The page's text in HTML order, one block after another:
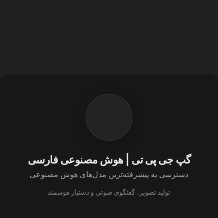
گپ جی پی تی | هوش مصنوعی فارسی
دسترسی به پیشرفته‌ترین مدل‌های هوش مصنوعی
تولید تصویر، گفتگوی صوتی و دستیار هوشمند